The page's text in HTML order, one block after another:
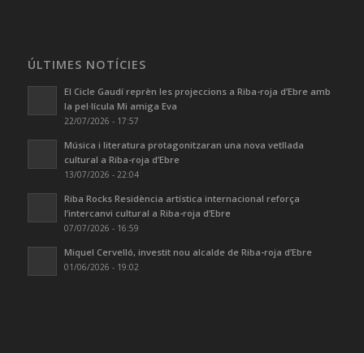
ÚLTIMES NOTÍCIES
El Cicle Gaudí reprèn les projeccions a Riba-roja d’Ebre amb
la pel·lícula Mi amiga Eva
22/07/2026 - 17:57
Música i literatura protagonitzaran una nova vetllada
cultural a Riba-roja d’Ebre
13/07/2026 - 22:04
Riba Rocks Residència artística internacional reforça
l’intercanvi cultural a Riba-roja d’Ebre
07/07/2026 - 16:59
Miquel Cervelló, investit nou alcalde de Riba-roja d’Ebre
01/06/2026 - 19:02